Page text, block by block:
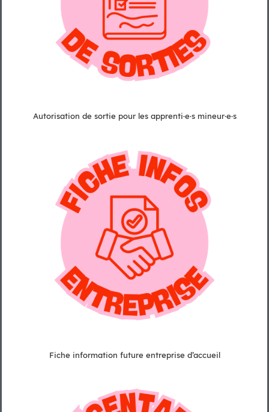
Autorisation de sortie pour les apprenti·e·s mineur·e·s
Fiche information future entreprise d’accueil